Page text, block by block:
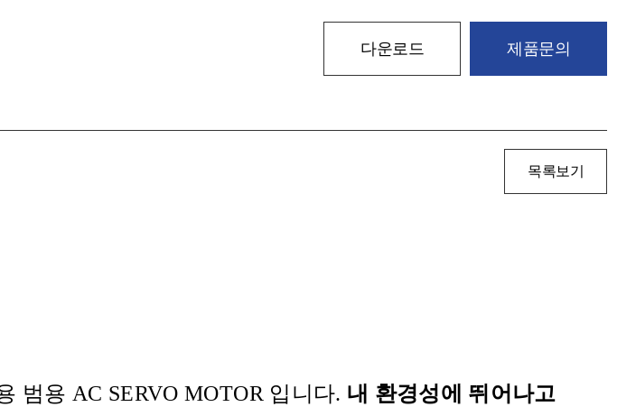
다운로드 제품문의
목록보기
범용 AC SERVO MOTOR 입니다. 내 환경성에 뛰어나고